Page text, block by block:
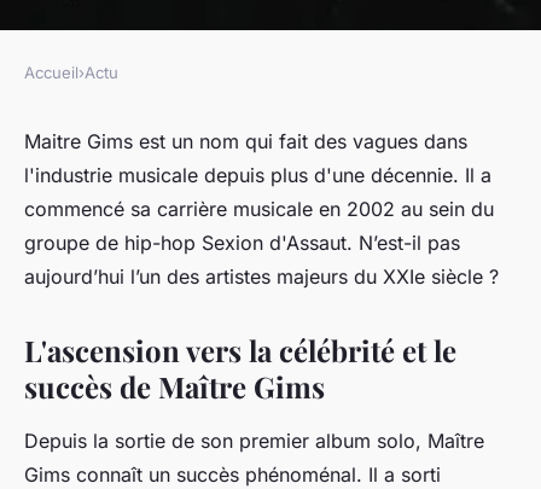
Maître Gims, artiste majeur du
XXIe siècle
yvette•15 juin 2023• 2 min de lecture
Accueil›Actu
Maitre Gims est un nom qui fait des vagues dans
l'industrie musicale depuis plus d'une décennie. Il a
commencé sa carrière musicale en 2002 au sein du
groupe de hip-hop Sexion d'Assaut. N’est-il pas
aujourd’hui l’un des artistes majeurs du XXIe siècle ?
L'ascension vers la célébrité et le
succès de Maître Gims
Depuis la sortie de son premier album solo, Maître
Gims connaît un succès phénoménal. Il a sorti